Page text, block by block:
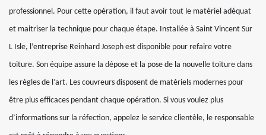
professionnel. Pour cette opération, il faut avoir tout le matériel adéquat
et maitriser la technique pour chaque étape. Installée à Saint Vincent Sur
L Isle, l’entreprise Reinhard Joseph est disponible pour refaire votre
toiture. Son équipe assure la dépose et la pose de la nouvelle toiture dans
les règles de l’art. Les couvreurs disposent de matériels modernes pour
être plus efficaces pendant chaque opération. Si vous voulez plus
d’informations sur la réfection, appelez le service clientèle, le responsable